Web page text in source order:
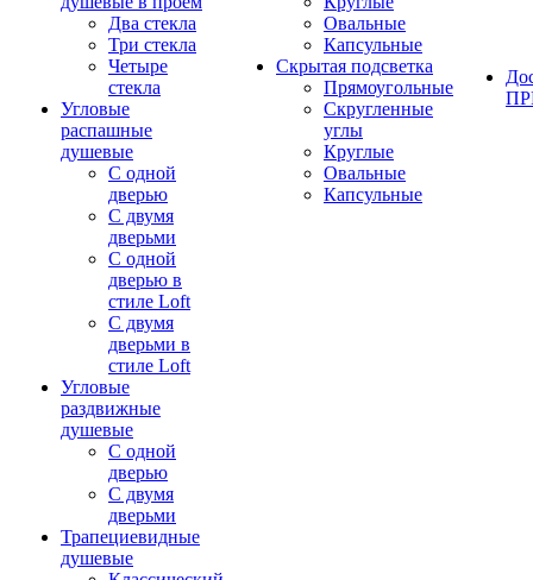
Два стекла
Три стекла
Четыре
стекла
Угловые
распашные
душевые
С одной
дверью
С двумя
дверьми
С одной
дверью в
стиле Loft
С двумя
дверьми в
стиле Loft
Угловые
раздвижные
душевые
С одной
дверью
С двумя
дверьми
Трапециевидные
душевые
Овальные
Капсульные
Скрытая подсветка
Прямоугольные
Скругленные
углы
Круглые
Овальные
Капсульные